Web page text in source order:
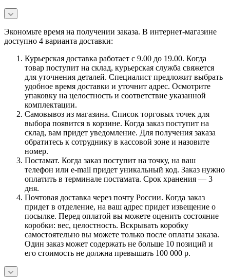
Экономьте время на получении заказа. В интернет-магазине
доступно 4 варианта доставки:
Курьерская доставка работает с 9.00 до 19.00. Когда
товар поступит на склад, курьерская служба свяжется
для уточнения деталей. Специалист предложит выбрать
удобное время доставки и уточнит адрес. Осмотрите
упаковку на целостность и соответствие указанной
комплектации.
Самовывоз из магазина. Список торговых точек для
выбора появится в корзине. Когда заказ поступит на
склад, вам придет уведомление. Для получения заказа
обратитесь к сотруднику в кассовой зоне и назовите
номер.
Постамат. Когда заказ поступит на точку, на ваш
телефон или e-mail придет уникальный код. Заказ нужно
оплатить в терминале постамата. Срок хранения — 3
дня.
Почтовая доставка через почту России. Когда заказ
придет в отделение, на ваш адрес придет извещение о
посылке. Перед оплатой вы можете оценить состояние
коробки: вес, целостность. Вскрывать коробку
самостоятельно вы можете только после оплаты заказа.
Один заказ может содержать не больше 10 позиций и
его стоимость не должна превышать 100 000 р.